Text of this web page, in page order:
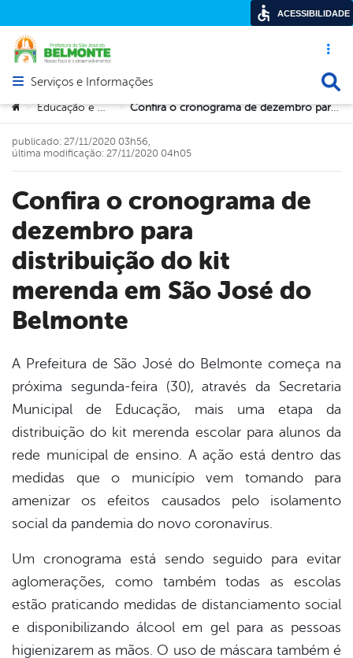
Acesso
Abrir menu principal de navegação
Serviços e Informações
Você está aqui:
> Educação e Cultura > Confira o cronograma de dezembro para distribuição do kit merenda em São José do Belmonte
Confira o cronograma de
dezembro para
distribuição do kit
merenda em São José do
Belmonte
publicado: 27/11/2020 03h56,
última modificação: 27/11/2020 04h05
A Prefeitura de São José do Belmonte começa na
próxima segunda-feira (30), através da Secretaria
Municipal de Educação, mais uma etapa da
distribuição do kit merenda escolar para alunos da
rede municipal de ensino. A ação está dentro das
medidas que o município vem tomando para
amenizar os efeitos causados pelo isolamento
social da pandemia do novo coronavírus.
Um cronograma está sendo seguido para evitar
aglomerações, como também todas as escolas
estão praticando medidas de distanciamento social
e disponibilizando álcool em gel para as pessoas
higienizarem as mãos. O uso de máscara também é
ACESSIBILIDADE